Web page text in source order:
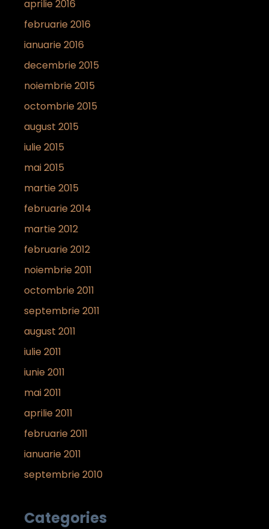
aprilie 2016
februarie 2016
ianuarie 2016
decembrie 2015
noiembrie 2015
octombrie 2015
august 2015
iulie 2015
mai 2015
martie 2015
februarie 2014
martie 2012
februarie 2012
noiembrie 2011
octombrie 2011
septembrie 2011
august 2011
iulie 2011
iunie 2011
mai 2011
aprilie 2011
februarie 2011
ianuarie 2011
septembrie 2010
Categories